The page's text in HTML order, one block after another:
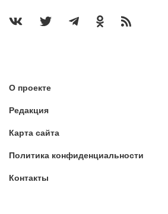
О проекте
Редакция
Карта сайта
Политика конфиденциальности
Контакты